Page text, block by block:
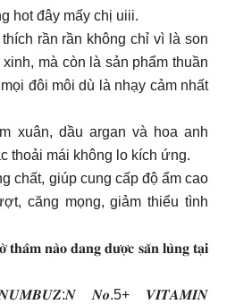
hot đây mấy chị uiii.
rần rần không chỉ vì là son
mà còn là sản phẩm thuần
đôi môi dù là nhạy cảm nhất
xuân, dầu argan và hoa anh
thoải mái không lo kích ứng.
chất, giúp cung cấp độ ẩm cao
căng mọng, giảm thiểu tình
𝐧𝐚̀𝐨 𝐝𝐚𝐧𝐠 𝐝𝐮̛𝐨̛̣𝐜 𝐬𝐚̆𝐧 𝐥𝐮̀𝐧𝐠 𝐭𝐚̣𝐢
𝑵𝒐.5+ 𝑽𝑰𝑻𝑨𝑴𝑰𝑵